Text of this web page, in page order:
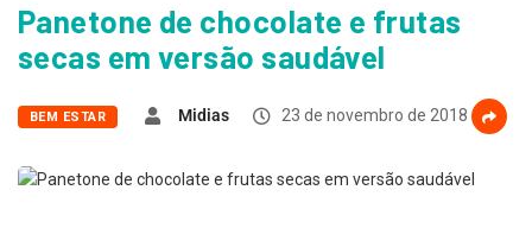
Panetone de chocolate e frutas
secas em versão saudável
BEM ESTAR Midias 23 de novembro de 2018